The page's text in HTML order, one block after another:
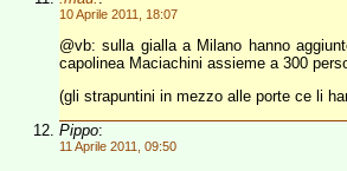
10 Aprile 2011, 18:07
@vb: sulla gialla a Milano hanno
capolinea Maciachini assieme a 300
(gli strapuntini in mezzo alle porte ce li
Pippo:
11 Aprile 2011, 09:50